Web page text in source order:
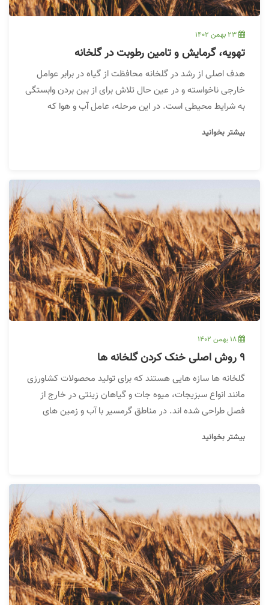
23 بهمن 1402
تهویه، گرمایش و تامین رطوبت در گلخانه
هدف اصلی از رشد در گلخانه محافظت از گیاه در برابر عوامل
خارجی ناخواسته و در عین حال تلاش برای از بین بردن وابستگی
به شرایط محیطی است. در این مرحله، عامل آب و هوا که
می‌توان به سیستم های گرمایش گلخانه، سیستم های خنک
بیشتر بخوانید
18 بهمن 1402
9 روش اصلی خنک کردن گلخانه ها
گلخانه ها سازه هایی هستند که برای تولید محصولات کشاورزی
مانند انواع سبزیجات، میوه جات و گیاهان زینتی در خارج از
فصل طراحی شده اند. در مناطق گرمسیر با آب و زمین های
گلخانه‌ای کاربرد دارند. از مهم ترین اقدامات در گلخانه ها خنک
بیشتر بخوانید